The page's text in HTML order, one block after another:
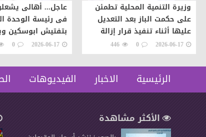
وزيرة التنمية المحلية تطمئن
على حكمت الباز بعد التعديل
عليها أثناء تنفيذ قرار إزالة
2026-06-17
0
446
عاجل... أهالى
فى رئيسة الوحدة
بتفتيش ابوسكين
سيارتها اعتراضات
قرار إزالة..
2026-06-17
0
الرئيسية الاخبار الفيديوهات
الأكثر مشاهدة